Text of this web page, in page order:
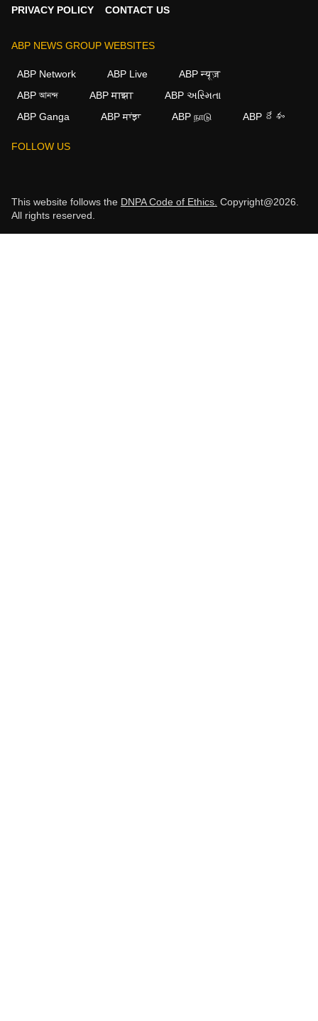
PRIVACY POLICY
CONTACT US
ABP NEWS GROUP WEBSITES
ABP Network ABP Live
ABP न्यूज़
ABP আনন্দ
ABP माझा
ABP અસ્મિતા
ABP Ganga
ABP ਸਾਂਝਾ ABP நாடு ABP దేశం
FOLLOW US
This website follows the DNPA Code of Ethics. Copyright@2026.
All rights reserved.